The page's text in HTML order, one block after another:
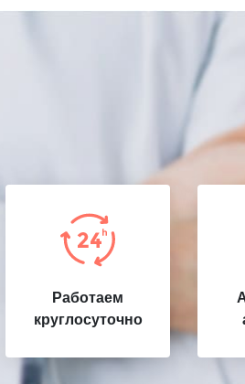
Работаем
круглосуточно